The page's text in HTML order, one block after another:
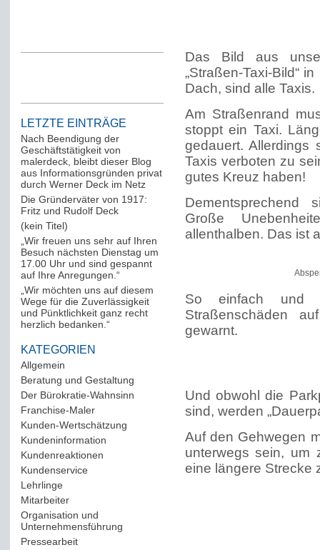
LETZTE EINTRÄGE
Nach Beendigung der
Geschäftstätigkeit von
malerdeck, bleibt dieser Blog
aus Informationsgründen privat
durch Werner Deck im Netz
Die Gründerväter von 1917:
Fritz und Rudolf Deck
(kein Titel)
„Wir freuen uns sehr auf Ihren
Besuch nächsten Dienstag um
17.00 Uhr und sind gespannt
auf Ihre Anregungen.“
„Wir möchten uns auf diesem
Wege für die Zuverlässigkeit
und Pünktlichkeit ganz recht
herzlich bedanken.“
KATEGORIEN
Allgemein
Beratung und Gestaltung
Der Bürokratie-Wahnsinn
Franchise-Maler(42)
Kunden-Wertschätzung
Kundeninformation
Kundenreaktionen
Kundenservice(178)
Lehrlinge(54)
Mitarbeiter(163)
Organisation und
Unternehmensführung
Pressearbeit(12)
Das Bild aus
„Straßen-Taxi-Bild“
Dach, sind alle Taxis.
Am Straßenrand
stoppt ein Taxi.
gedauert. Allerdings
Taxis verboten zu
gutes Kreuz haben!
Dementsprechend
Große
allenthalben. Das ist
So einfach und
Straßenschäden
gewarnt.
Und obwohl die
sind, werden
Auf den Gehwegen
unterwegs sein, um
eine längere Strecke